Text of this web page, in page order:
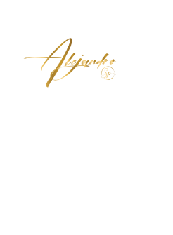
Abogados